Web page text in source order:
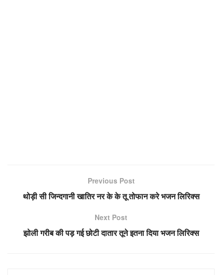
Previous Post
थोड़ी सी जिन्दगानी खातिर नर के के तू तोफान करे भजन लिरिक्स
Next Post
झोली गरीब की पड़ गई छोटी दातार तूने इतना दिया भजन लिरिक्स